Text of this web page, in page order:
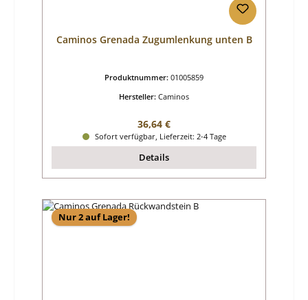
Caminos Grenada Zugumlenkung unten B
Produktnummer: 01005859
Hersteller: Caminos
Regulärer Preis:
36,64 €
Sofort verfügbar, Lieferzeit: 2-4 Tage
Details
Nur 2 auf Lager!